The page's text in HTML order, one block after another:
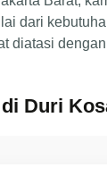
dari
diatasi
Duri